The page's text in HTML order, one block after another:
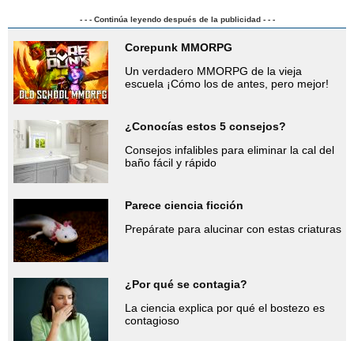
- - - Continúa leyendo después de la publicidad - - -
Corepunk MMORPG
Un verdadero MMORPG de la vieja
escuela ¡Cómo los de antes, pero mejor!
¿Conocías estos 5 consejos?
Consejos infalibles para eliminar la cal del
baño fácil y rápido
Parece ciencia ficción
Prepárate para alucinar con estas criaturas
¿Por qué se contagia?
La ciencia explica por qué el bostezo es
contagioso